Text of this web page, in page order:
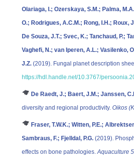
Olariaga, I.; Ozerskaya, S.M.; Palma,
O.; Rodrigues, A.C.M.; Rong, I.H.; Roux,
De Souza, J.T.; Svec, K.; Tanchaud, P.;
Vaghefi, N.; van Iperen, A.L.; Vasilenko,
J.Z. (2019). Fungal planet description
https://hdl.handle.net/10.3767/
De Raedt, J.; Baert, J.M.; Janssen,
diversity and regional productivity. Oikos
Fraser, T.W.K.; Witten, P.E.;
Sambraus, F.; Fjelldal, P.G. (2019).
effects on bone pathologies.Aquaculture